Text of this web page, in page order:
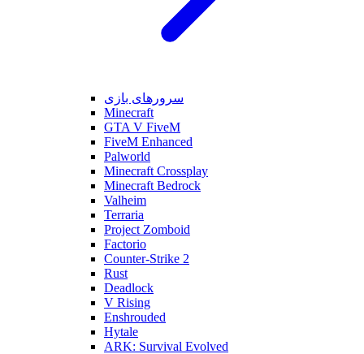
سرورهای بازی
Minecraft
GTA V FiveM
FiveM Enhanced
Palworld
Minecraft Crossplay
Minecraft Bedrock
Valheim
Terraria
Project Zomboid
Factorio
Counter-Strike 2
Rust
Deadlock
V Rising
Enshrouded
Hytale
ARK: Survival Evolved